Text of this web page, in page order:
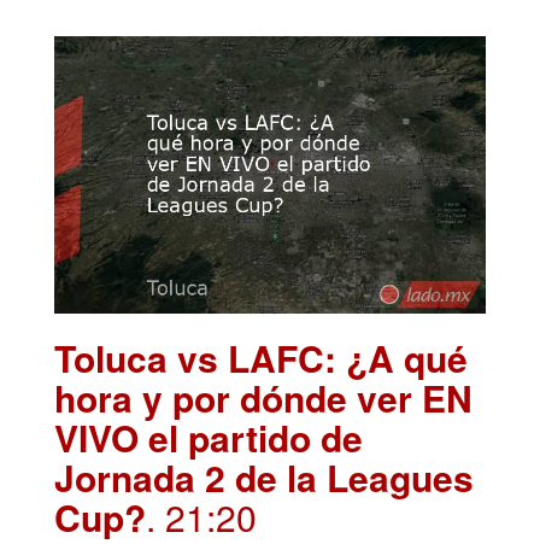
Toluca vs LAFC: ¿A qué
hora y por dónde ver EN
VIVO el partido de
Jornada 2 de la Leagues
Cup?. 21:20